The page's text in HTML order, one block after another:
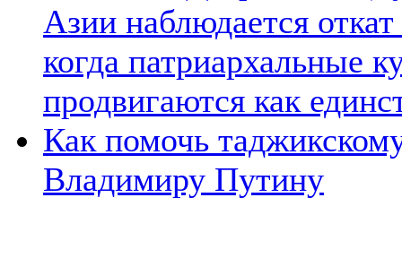
Азии наблюдается
когда патриархальные
продвигаются как
Как помочь
Владимиру Путину